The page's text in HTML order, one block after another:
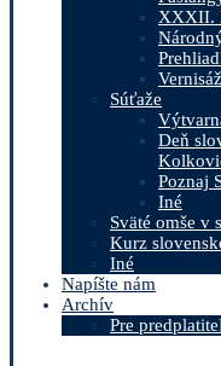
XXXII.
Súťaže
Deň
Poznaj
Iné
Sväté omše v
Kurz
Iné
Napíšte nám
Archív
Pre